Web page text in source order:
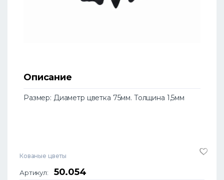
Описание
Размер: Диаметр цветка 75мм. Толщина 1,5мм
Кованые цветы
Артикул:
50.054